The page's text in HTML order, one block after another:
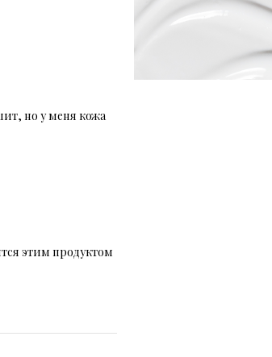
но у меня кожа
этим продуктом